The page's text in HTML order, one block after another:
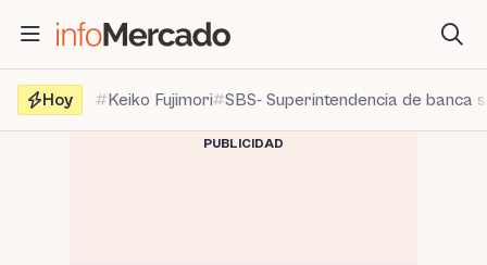
contenido
Hoy
Keiko Fujimori SBS- Superintendencia de banca
PUBLICIDAD